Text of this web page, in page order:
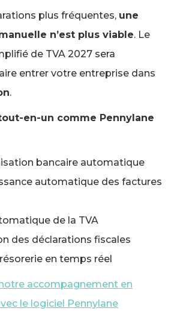
plus fréquentes, une
n’est plus viable. Le
de TVA 2027 sera
entrer votre entreprise dans
.
en-un comme Pennylane
bancaire automatique
automatique des factures
de la TVA
des déclarations fiscales
en temps réel
accompagnement en
le logiciel Pennylane